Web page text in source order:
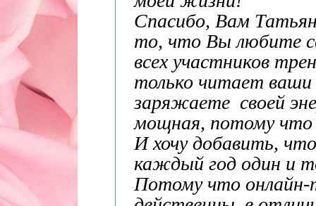
Спасибо, Вам
то, что Вы любите
всех участников
только читает
заряжаете своей
мощная, потому что
И хочу добавить,
каждый год один и
Потому что онлайн-